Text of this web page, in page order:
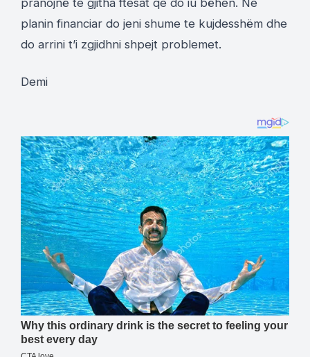
planin financiar do jeni shume te kujdesshëm dhe
do arrini t’i zgjidhni shpejt problemet.
Demi